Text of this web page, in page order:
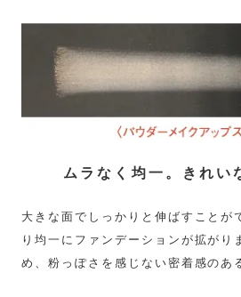
ムラなく均一。きれい
大きな面でしっかりと伸ばすことが
り均一にファンデーションが拡がり
め、粉っぽさを感じない密着感のあ